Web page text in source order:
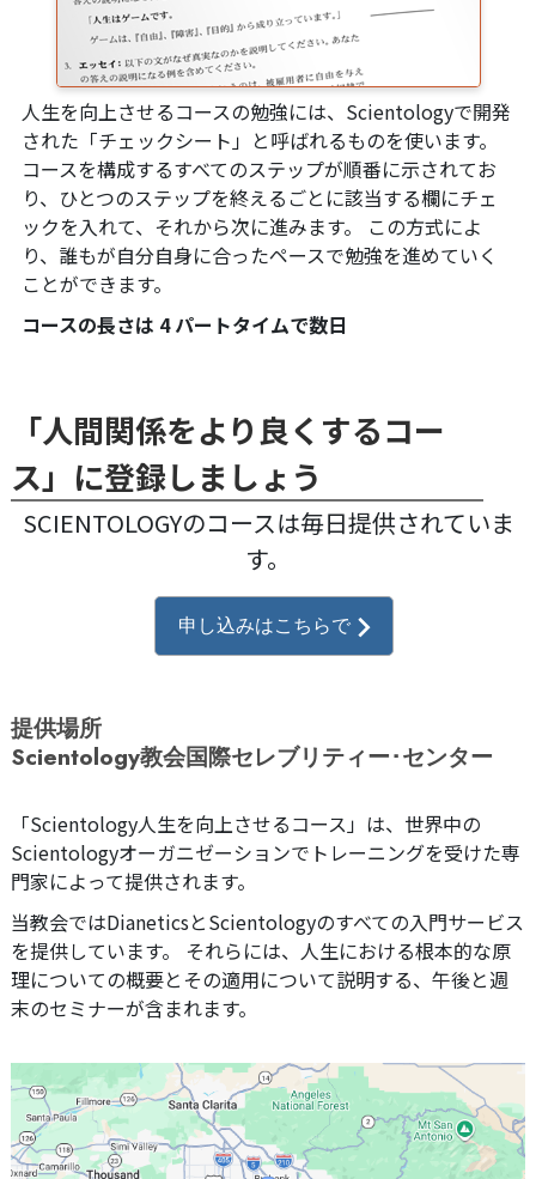
人生を向上させるコースの勉強には、Scientologyで開発
された「チェックシート」と呼ばれるものを使います。
コースを構成するすべてのステップが順番に示されてお
り、ひとつのステップを終えるごとに該当する欄にチェ
ックを入れて、それから次に進みます。 この方式によ
り、誰もが自分自身に合ったペースで勉強を進めていく
ことができます。
コースの長さは 4 パートタイムで数日
「人間関係をより良くするコー
ス」に登録しましょう
SCIENTOLOGYのコースは毎日提供されていま
す。
申し込みはこちらで
提供場所
Scientology教会国際セレブリティー･センター
「Scientology人生を向上させるコース」は、世界中の
Scientologyオーガニゼーションでトレーニングを受けた専
門家によって提供されます。
当教会ではDianeticsとScientologyのすべての入門サービス
を提供しています。 それらには、人生における根本的な原
理についての概要とその適用について説明する、午後と週
末のセミナーが含まれます。